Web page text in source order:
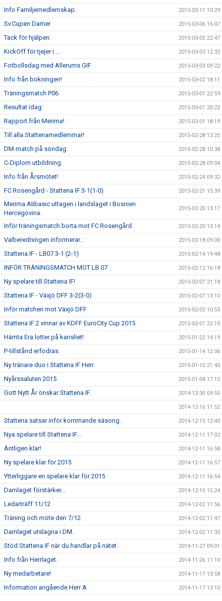
Info Familjemedlemskap. 2015-03-11 10:29
Sv.Cupen Damer 2015-03-06 16:07
Tack för hjälpen. 2015-03-05 22:47
KickOff för tjejer i .... 2015-03-03 12:32
Fotbollsdag med Allerums GIF 2015-03-03 09:22
Info från bokningen! 2015-03-02 18:11
Träningsmatch P06 2015-03-01 22:59
Resultat idag: 2015-03-01 20:22
Rapport från Merima! 2015-03-01 18:19
Till alla Stattenamedlemmar! 2015-02-28 13:25
DM-match på söndag. 2015-02-28 10:38
C-Diplom utbildning 2015-02-28 09:04
Info från Årsmötet! 2015-02-24 09:32
FC Rosengård - Stattena IF 3-1(1-0) 2015-02-21 15:39
Merima Alibasic uttagen i landslaget i Bosnien
Hercegovina.
2015-02-20 13:17
Inför träningsmatch borta mot FC Rosengård. 2015-02-20 13:14
Valberedningen informerar... 2015-02-18 09:00
Stattena IF - LB07 3-1 (2-1) 2015-02-14 19:48
INFÖR TRÄNINGSMATCH MOT LB 07 2015-02-12 16:18
Ny spelare till Stattena IF! 2015-02-07 21:18
Stattena IF - Växjö DFF 3-2(3-0) 2015-02-07 13:10
Inför matchen mot Växjö DFF 2015-02-02 10:55
Stattena IF 2 vinnar av KDFF EuroCity Cup 2015 2015-02-01 22:10
Hämta Era lotter på kansliet! 2015-01-22 14:19
P-tillstånd erfodras. 2015-01-14 12:06
Ny tränare duo i Stattena IF Herr. 2015-01-10 21:40
Nyårssaluten 2015 2015-01-04 17:15
Gott Nytt År önskar Stattena IF. 2014-12-30 09:55
2014-12-16 11:52
Stattena satsar inför kommande säsong. 2014-12-15 12:40
Nya spelare till Stattena IF... 2014-12-11 17:02
Äntligen klar! 2014-12-11 16:58
Ny spelare klar för 2015 2014-12-11 16:57
Ytterliggare en spelare klar för 2015 2014-12-11 16:54
Damlaget förstärker... 2014-12-10 15:24
Ledarträff 11/12 2014-12-02 11:56
Träning och möte den 7/12 2014-12-02 11:47
Damlaget utslagna i DM. 2014-12-02 11:30
Stöd Stattena IF när du handlar på nätet. 2014-11-27 09:01
Info från Herrlaget. 2014-11-26 11:10
Ny medarbetare! 2014-11-17 13:58
Information angående Herr A 2014-11-17 13:10